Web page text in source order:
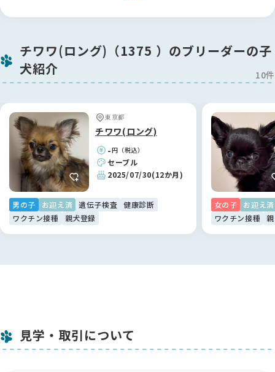
そして犬を心から大事にされているのが伝わってきて、安心し
お迎えした子はすごく元気で、毎日楽しく過ごしています ✨
本当にありがとうございました！
今回ブリーダーさんを探すにあたって、他のサイトも見ていた
のですが、妻がBreederFamiliesさんを見つけてくれました。
掲載されているブリーダーさんの情報がしっかりしていて、
「ここに載っているブリーダーさんなら安心できそう」と感じ
たのが決め手です。
実際にお迎えまでスムーズに進めることができましたし、しっ
かり運営されているサービスだと思います 🌸
チワワ(ロング)（1375 ）のブリーダーの子
犬紹介
10件
東京都
チワワ(ロング)
-円（税込）
セーブル
2025/07/30(12か月)
男の子 お迎え済 遺伝子検査
健康診断
ワクチン接種
親犬登録
女の子
お迎え済
ワクチン接種
見学・取引について